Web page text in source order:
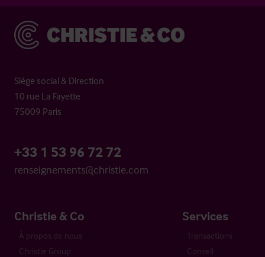
Christie & Co
Siège social & Direction
10 rue La Fayette
75009 Paris
+33 1 53 96 72 72
renseignements@christie.com
Christie & Co
À propos de nous
Christie Group
Services
Transactions
Conseil